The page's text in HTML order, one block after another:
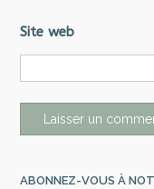
Site web
ABONNEZ-VOUS À